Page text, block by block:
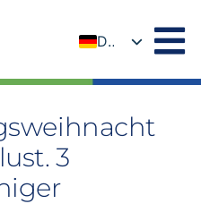
DE
3